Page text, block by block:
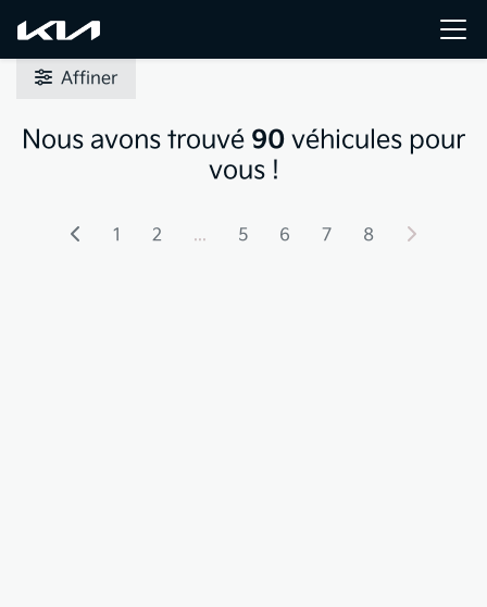
Affiner
Nous avons trouvé 90 véhicules pour
vous !
1 2 ... 5 6 7 8